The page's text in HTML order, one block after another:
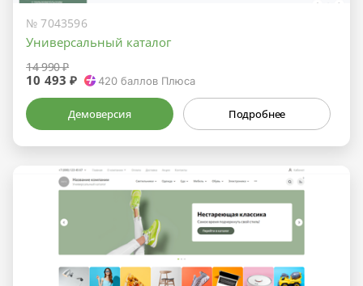
№ 7043596
Универсальный каталог
14 990 ₽
10 493 ₽ 420баллов Плюса
Демоверсия Подробнее